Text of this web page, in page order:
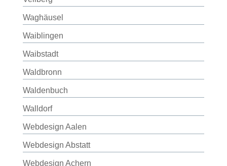
Waghäusel
Waiblingen
Waibstadt
Waldbronn
Waldenbuch
Walldorf
Webdesign Aalen
Webdesign Abstatt
Webdesign Achern